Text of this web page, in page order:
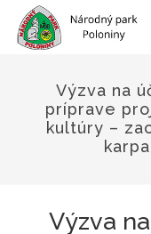
Výzva na
príprave
kultúry –
Výzva